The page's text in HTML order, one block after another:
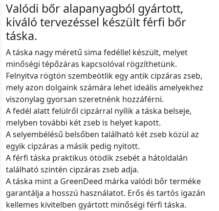
Valódi bőr alapanyagból gyártott,
kiváló tervezéssel készült férfi bőr
táska.
A táska nagy méretű sima fedéllel készült, melyet
minőségi tépőzáras kapcsolóval rögzíthetünk.
Felnyitva rögtön szembeötlik egy antik cipzáras zseb,
mely azon dolgaink számára lehet ideális amelyekhez
viszonylag gyorsan szeretnénk hozzáférni.
A fedél alatt felülről cipzárral nyílik a táska belseje,
melyben további két zseb is helyet kapott.
A selyembélésű belsőben található két zseb közül az
egyik cipzáras a másik pedig nyitott.
A férfi táska praktikus ötödik zsebét a hátoldalán
található szintén cipzáras zseb adja.
A táska mint a GreenDeed márka valódi bőr terméke
garantálja a hosszú használatot. Erős és tartós igazán
kellemes kivitelben gyártott minőségi férfi táska.